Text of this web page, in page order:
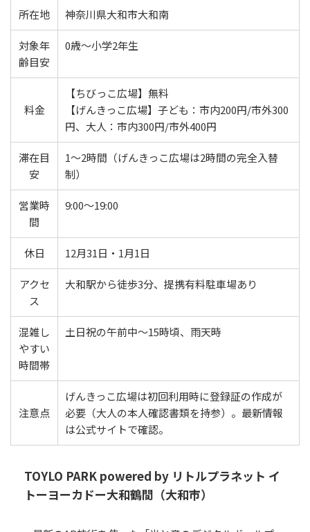
所在地 神奈川県大和市大和南
対象年
齢目安
0歳〜小学2年生
料金
【ちびっこ広場】無料
【げんきっこ広場】子ども：市内200円/市外300
円、大人：市内300円/市外400円
滞在目
安
1〜2時間（げんきっこ広場は2時間の完全入替
制）
営業時
間
9:00〜19:00
休日 12月31日・1月1日
アクセ
ス
大和駅から徒歩3分、提携有料駐車場あり
混雑し
やすい
時間帯
土日祝の午前中〜15時頃、雨天時
注意点
げんきっこ広場は初回利用時に登録証の作成が
必要（大人の本人確認書類を持参）。最新情報
は公式サイトで確認。
TOYLO PARK powered by リトルプラネット イ
トーヨーカドー大和鶴間（大和市）